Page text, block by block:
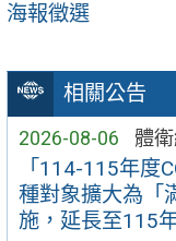
相關公告
2026-08-06 體衛
「114-115年度
種對象擴大為「
施，延長至115
海報徵選